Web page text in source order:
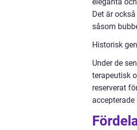
eleganta
Det är
såsom
Historisk
Under de
terapeutisk
reserverat